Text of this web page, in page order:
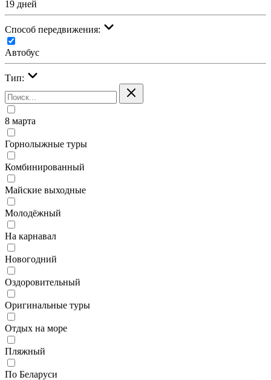
19 дней
Cпособ передвижения:
Автобус
Тип:
8 марта
Горнолыжные туры
Комбинированный
Майские выходные
Молодёжный
На карнавал
Новогодний
Оздоровительный
Оригинальные туры
Отдых на море
Пляжный
По Беларуси